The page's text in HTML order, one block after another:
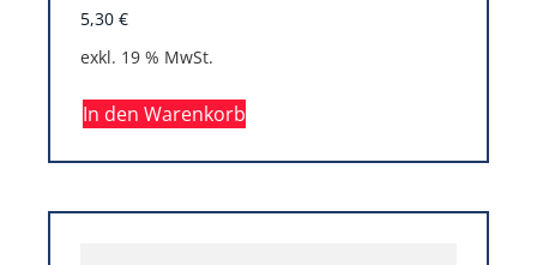
5,30 €
exkl. 19 % MwSt.
In den Warenkorb